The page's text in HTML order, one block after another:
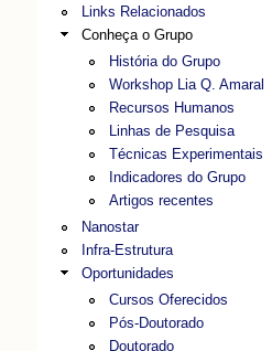
Links Relacionados
Conheça o Grupo
História do Grupo
Workshop Lia Q. Amaral
Recursos Humanos
Linhas de Pesquisa
Técnicas Experimentais
Indicadores do Grupo
Artigos recentes
Nanostar
Infra-Estrutura
Oportunidades
Cursos Oferecidos
Pós-Doutorado
Doutorado